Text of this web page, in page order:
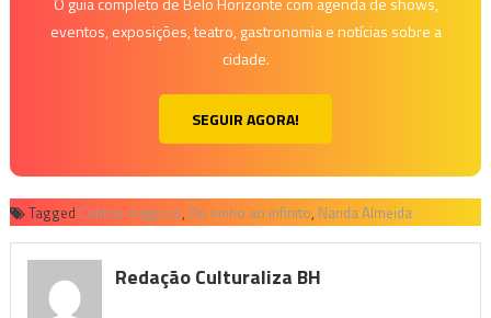
eventos, exposições, teatro, gastronomia e notícias sobre a
cidade.
SEGUIR AGORA!
Tagged Cantos mágicos, Do ninho ao infinito, Nanda Almeida
Redação Culturaliza BH